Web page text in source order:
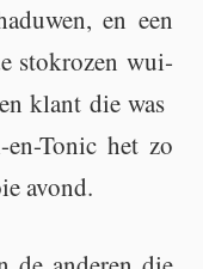
en een
stok­ro­zen wui­
klant die was
To­nic het zo
avond.